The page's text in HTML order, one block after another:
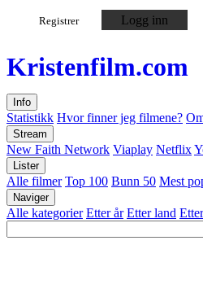
Registrer Logg inn
Kristenfilm.com
Info
Statistikk Hvor finner jeg filmene?
Stream
New Faith Network Viaplay Netflix
Lister
Alle filmer Top 100 Bunn 50 Mest
Naviger
Alle kategorier Etter år Etter land